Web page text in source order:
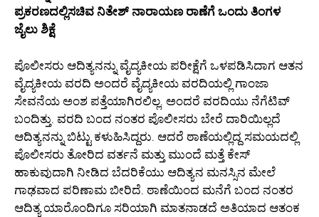
ಪ್ರಕರಣದಲ್ಲಿಸಚಿವ ನಿತೇಶ್ ನಾರಾಯಣ ರಾಣೆಗೆ ಒಂದು ತಿಂಗಳ
ಜೈಲು ಶಿಕ್ಷೆ
ಪೊಲೀಸರು ಆದಿತ್ಯನನ್ನು ವೈದ್ಯಕೀಯ ಪರೀಕ್ಷೆಗೆ ಒಳಪಡಿಸಿದಾಗ ಆತನ
ವೈದ್ಯಕೀಯ ವರದಿ ಅಂದರೆ ವೈದ್ಯಕೀಯ ವರದಿಯಲ್ಲಿ ಗಾಂಜಾ
ಸೇವನೆಯ ಅಂಶ ಪತ್ತೆಯಾಗಿರಲಿಲ್ಲ. ಅಂದರೆ ವರದಿಯು ನೆಗೆಟಿವ್
ಬಂದಿತ್ತು. ವರದಿ ಬಂದ ನಂತರ ಪೊಲೀಸರು ಬೇರೆ ದಾರಿಯಿಲ್ಲದೆ
ಆದಿತ್ಯನನ್ನು ಬಿಟ್ಟು ಕಳುಹಿಸಿದ್ದರು. ಆದರೆ ಠಾಣೆಯಲ್ಲಿದ್ದ ಸಮಯದಲ್ಲಿ
ಪೊಲೀಸರು ತೋರಿದ ವರ್ತನೆ ಮತ್ತು ಮುಂದೆ ಮತ್ತೆ ಕೇಸ್
ಹಾಕುವುದಾಗಿ ನೀಡಿದ ಬೆದರಿಕೆಯು ಆದಿತ್ಯನ ಮನಸ್ಸಿನ ಮೇಲೆ
ಗಾಢವಾದ ಪರಿಣಾಮ ಬೀರಿದೆ. ಠಾಣೆಯಿಂದ ಮನೆಗೆ ಬಂದ ನಂತರ
ಆದಿತ್ಯ ಯಾರೊಂದಿಗೂ ಸರಿಯಾಗಿ ಮಾತನಾಡದೆ ಅತಿಯಾದ ಆತಂಕ